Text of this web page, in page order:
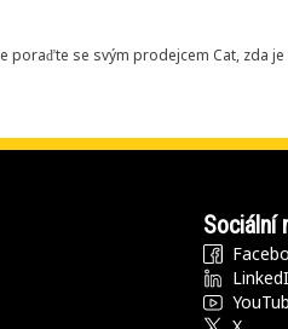
poraďte se svým prodejcem Cat, zda
Sociální